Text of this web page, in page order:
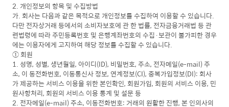
2. 개인정보의 항목 및 수집방법
가. 회사는 다음과 같은 목적으로 개인정보를 수집하여 이용할 수 있습니다.
다만 전자상거래 등에서의 소비자보호에 관 한 법률, 전자금융거래법 등 관
련법령에 따라 주민등록번호 및 은행계좌번호의 수집·보관이 불가피한 경우
에는 이용자에게 고지하여 해당 정보를 수집할 수 있습니다.
① 회원
1. 성명, 성별, 생년월일, 아이디(ID), 비밀번호, 주소, 전자메일(e-mail) 주
소, 이 동전화번호, 이동통신사 정보, 연계정보(CI), 중복가입정보(DI): 회사
가 제공하는 서비스 이용을 위한 본인확인, 회원가입, 회원의 서비스 이용, 민
원사항처리, 회원의 서비스 이용 통계 및 설문 등
2. 전자메일(e-mail) 주소, 이동전화번호: 거래의 원활한 진행, 본 인의사의